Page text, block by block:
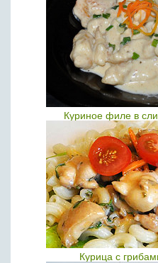
Куриное филе в
Курица с